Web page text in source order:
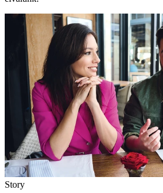
Story